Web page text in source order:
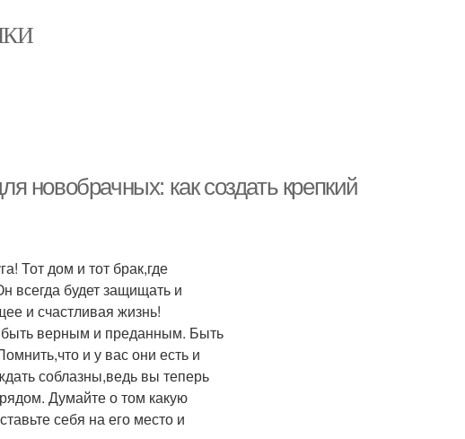
новобрачных: как создать крепкий
Тот дом и тот брак,где
всегда будет защищать и
и счастливая жизнь!
верным и преданным. Быть
и у вас они есть и
соблазны,ведь вы теперь
Думайте о том какую
себя на его место и